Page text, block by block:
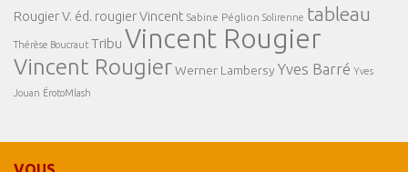
Rougier V. éd. rougier Vincent Sabine Péglion Solirenne tableau
Thérèse Boucraut Tribu Vincent Rougier
Vincent RougierWerner Lambersy Yves Barré Yves
Jouan ÉrotoMlash